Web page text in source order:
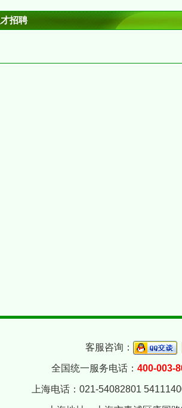
才招聘
客服咨询：
全国统一服务电话： 400-003-
上海电话：021-54082801